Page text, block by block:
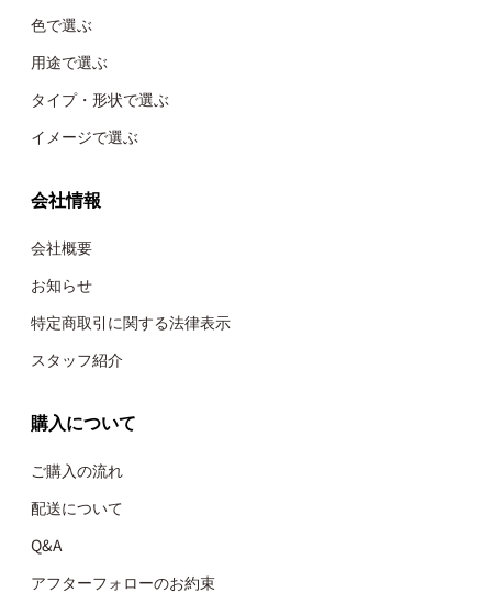
色で選ぶ
用途で選ぶ
タイプ・形状で選ぶ
イメージで選ぶ
会社情報
会社概要
お知らせ
特定商取引に関する法律表示
スタッフ紹介
購入について
ご購入の流れ
配送について
Q&A
アフターフォローのお約束